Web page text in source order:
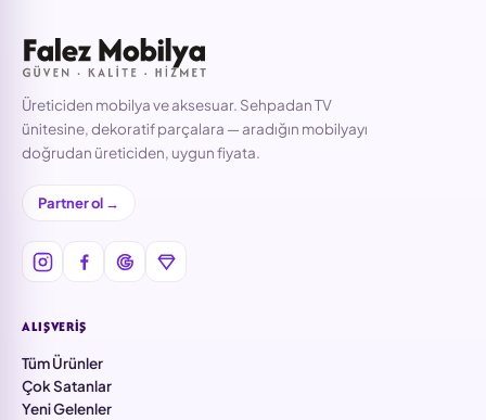
Üreticiden mobilya ve aksesuar. Sehpadan TV
ünitesine, dekoratif parçalara — aradığın mobilyayı
doğrudan üreticiden, uygun fiyata.
Partner ol →
ALIŞVERIŞ
Tüm Ürünler
Çok Satanlar
Yeni Gelenler